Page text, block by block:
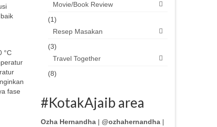
, baik
°C
fase
Movie/Book Review
(1)
Resep Masakan
(3)
Travel Together
(8)
#KotakAjaib area
Ozha Hernandha| @ozhahernandha|